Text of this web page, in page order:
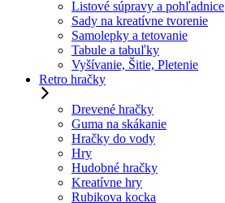
Listové súpravy a pohľadnice
Sady na kreatívne tvorenie
Samolepky a tetovanie
Tabule a tabuľky
Vyšívanie, Šitie, Pletenie
Retro hračky
Drevené hračky
Guma na skákanie
Hračky do vody
Hry
Hudobné hračky
Kreatívne hry
Rubikova kocka